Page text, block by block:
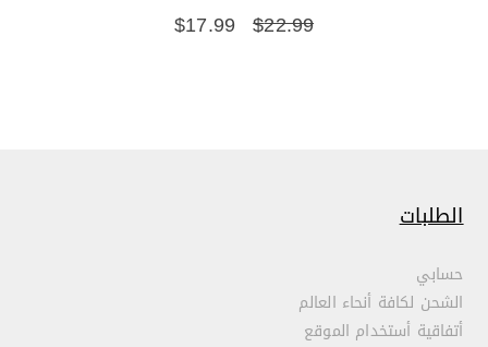
$22.99
$17.99
الطلبات
حسابي
الشحن لكافة أنحاء العالم
أتفاقية أستخدام الموقع